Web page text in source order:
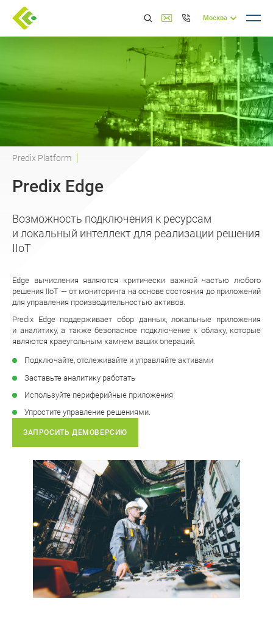
Москва
Predix Platform
Predix Edge
Возможность подключения к ресурсам
и локальный интеллект для реализации решения
IIoT
Edge вычисления являются критически важной частью любого
решения IIoT — от мониторинга на основе состояния до приложений
для управления производительностью активов.
Predix Edge поддерживает сбор данных, локальные приложения
и аналитику, а также безопасное подключение к облаку, которые
являются краеугольным камнем ваших операций.
Подключайте, отслеживайте и управляйте активами
Заставьте аналитику работать
Используйте периферийные приложения
Упростите управление решениями.
ЗАПРОСИТЬ ДЕМОВЕРСИЮ